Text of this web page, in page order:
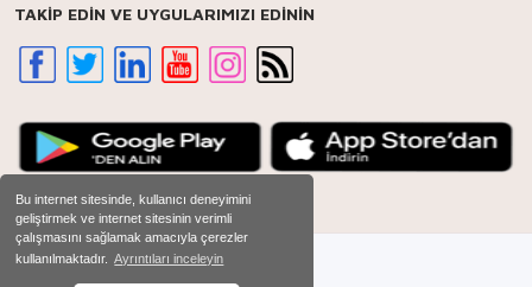
Bu internet sitesinde, kullanıcı deneyimini
geliştirmek ve internet sitesinin verimli
çalışmasını sağlamak amacıyla çerezler
kullanılmaktadır.
Ayrıntıları inceleyin
TAKİP EDİN VE UYGULARIMIZI EDİNİN